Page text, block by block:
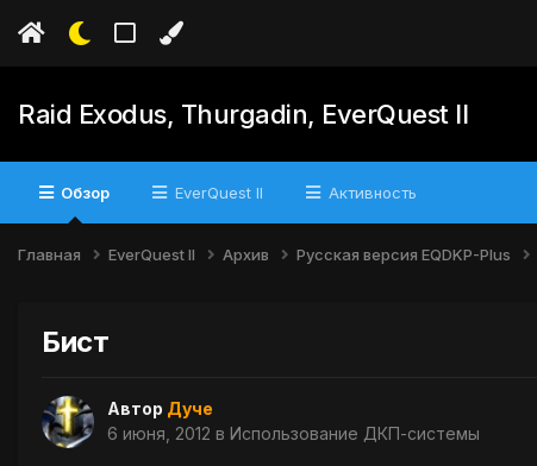
Raid Exodus, Thurgadin, EverQuest II
Обзор EverQuest II Активность
Главная EverQuest II Архив Русская версия EQDKP-Plus
Бист
Автор Дуче
6 июня, 2012 в Использование ДКП-системы